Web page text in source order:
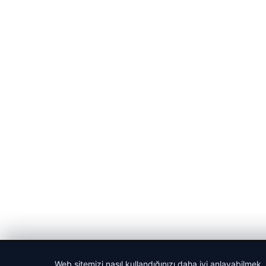
Web sitemizi nasıl kullandığınızı daha iyi